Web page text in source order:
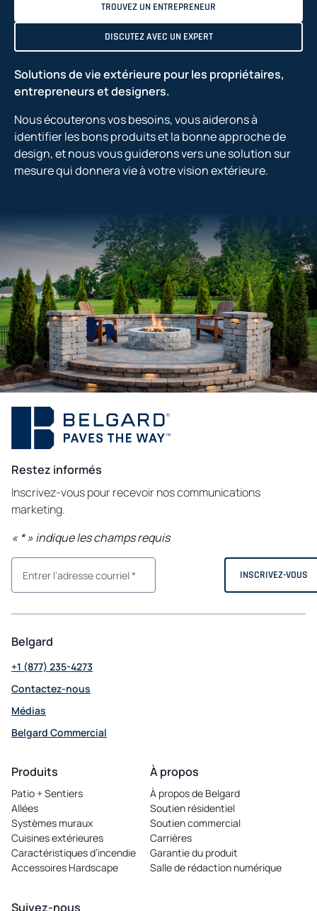
TROUVEZ UN ENTREPRENEUR
DISCUTEZ AVEC UN EXPERT
Solutions de vie extérieure pour les propriétaires,
entrepreneurs et designers.
Nous écouterons vos besoins, vous aiderons à
identifier les bons produits et la bonne approche de
design, et nous vous guiderons vers une solution sur
mesure qui donnera vie à votre vision extérieure.
Restez informés
Inscrivez-vous pour recevoir nos communications
marketing.
« *» indique les champs requis
Belgard
+1 (877) 235-4273
Contactez-nous
Médias
Belgard Commercial
in
new
tab
Produits
Patio + Sentiers
Allées
Systèmes muraux
Cuisines extérieures
Caractéristiques d’incendie
Accessoires Hardscape
À propos
À propos de Belgard
Soutien résidentiel
Soutien commercial
Carrières
opens
in
a
Garantie du produit
Salle de rédaction numérique
Suivez-nous